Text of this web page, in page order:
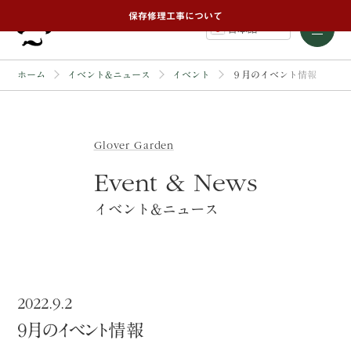
保存修理工事について
ホーム イベント&ニュース イベント ９月のイベント情報
Glover Garden
Event & News
イベント&ニュース
９月のイベント情報
2022.9.2